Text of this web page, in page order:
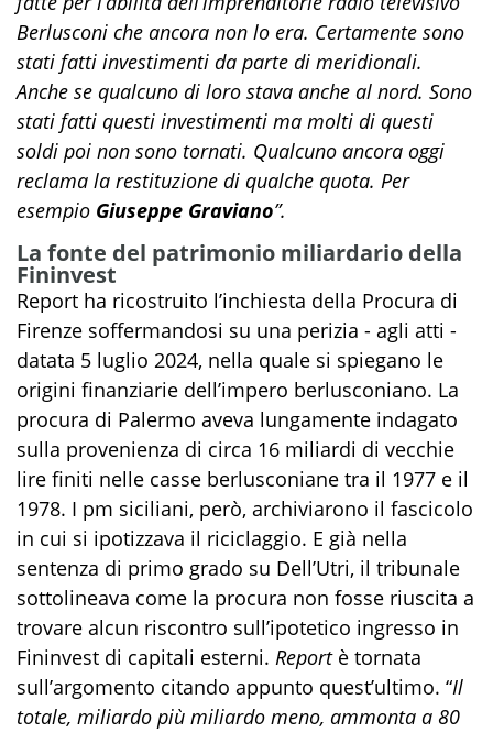
Berlusconi che ancora non lo era. Certamente sono
stati fatti investimenti da parte di meridionali.
Anche se qualcuno di loro stava anche al nord. Sono
stati fatti questi investimenti ma molti di questi
soldi poi non sono tornati. Qualcuno ancora oggi
reclama la restituzione di qualche quota. Per
esempio Giuseppe Graviano”.
La fonte del patrimonio miliardario della
Fininvest
Report ha ricostruito l’inchiesta della Procura di
Firenze soffermandosi su una perizia - agli atti -
datata 5 luglio 2024, nella quale si spiegano le
origini finanziarie dell’impero berlusconiano. La
procura di Palermo aveva lungamente indagato
sulla provenienza di circa 16 miliardi di vecchie
lire finiti nelle casse berlusconiane tra il 1977 e il
1978. I pm siciliani, però, archiviarono il fascicolo
in cui si ipotizzava il riciclaggio. E già nella
sentenza di primo grado su Dell’Utri, il tribunale
sottolineava come la procura non fosse riuscita a
trovare alcun riscontro sull’ipotetico ingresso in
Fininvest di capitali esterni. Reportè tornata
sull’argomento citando appunto quest’ultimo. “Il
totale, miliardo più miliardo meno, ammonta a 80